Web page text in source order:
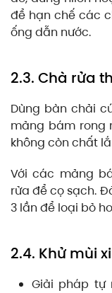
để hạn chế các
ống dẫn nước.
2.3. Chà rửa
Dùng bàn chải
mảng bám rong
không còn chất
Với các mảng
rửa để cọ sạch.
3 lần để loại bỏ
2.4. Khử mùi
Giải pháp tự